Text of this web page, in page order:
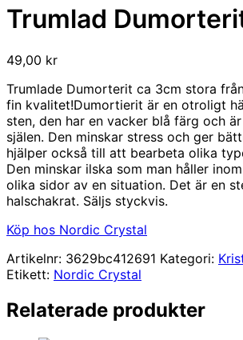
Trumlad
49,00 kr
Trumlade Dumorterit ca 3cm stora
fin kvalitet!Dumortierit är en otroligt
sten, den har en vacker blå färg och
själen. Den minskar stress och ger
hjälper också till att bearbeta olika
Den minskar ilska som man håller
olika sidor av en situation. Det är en
halschakrat. Säljs styckvis.
Köp hos Nordic Crystal
Artikelnr: 3629bc412691 Kategori:
Etikett: Nordic Crystal
Relaterade produkter